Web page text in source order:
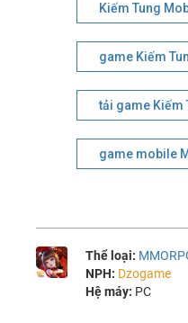
Kiếm Tung
game Kiếm
tải game Kiếm
game mobile
Thể loại:
NPH: Dzogame
Hệ máy: PC